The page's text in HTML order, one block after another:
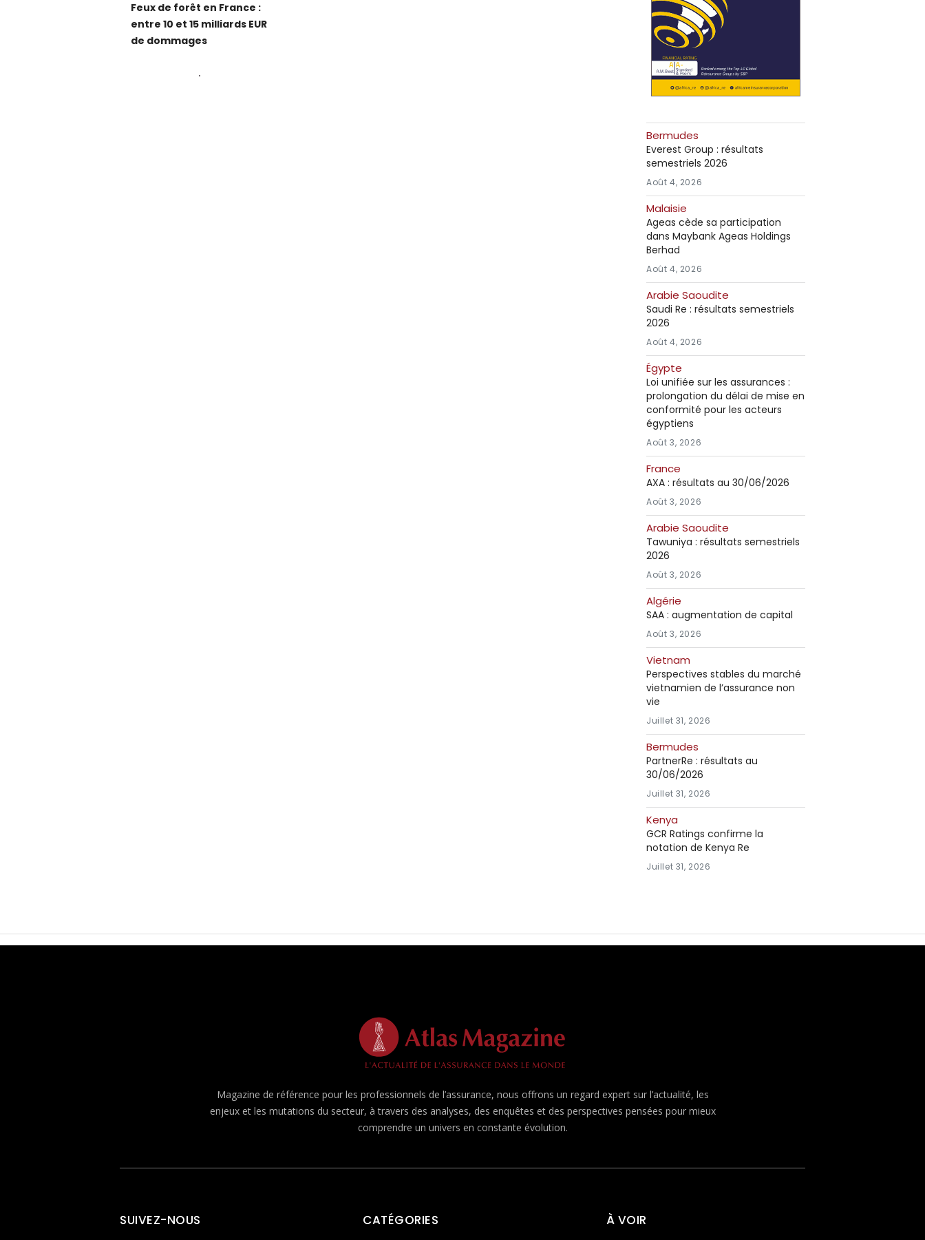
Feux de forêt en France :
entre 10 et 15 milliards EUR
de dommages
Bermudes
Everest Group : résultats
semestriels 2026
Août 4, 2026
Malaisie
Ageas cède sa participation
dans Maybank Ageas Holdings
Berhad
Août 4, 2026
Arabie Saoudite
Saudi Re : résultats semestriels
2026
Août 4, 2026
Égypte
Loi unifiée sur les assurances :
prolongation du délai de mise en
conformité pour les acteurs
égyptiens
Août 3, 2026
France
AXA : résultats au 30/06/2026
Août 3, 2026
Arabie Saoudite
Tawuniya : résultats semestriels
2026
Août 3, 2026
Algérie
SAA : augmentation de capital
Août 3, 2026
Vietnam
Perspectives stables du marché
vietnamien de l’assurance non
vie
Juillet 31, 2026
Bermudes
PartnerRe : résultats au
30/06/2026
Juillet 31, 2026
Kenya
GCR Ratings confirme la
notation de Kenya Re
Juillet 31, 2026
Magazine de référence pour les professionnels de l’assurance, nous offrons un regard expert sur l’actualité, les
enjeux et les mutations du secteur, à travers des analyses, des enquêtes et des perspectives pensées pour mieux
comprendre un univers en constante évolution.
SUIVEZ-NOUS CATÉGORIES À VOIR